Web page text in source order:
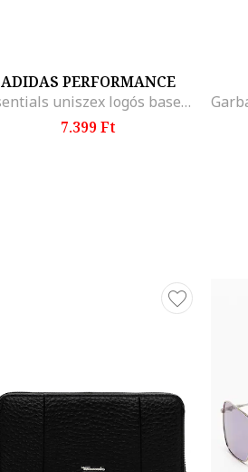
ADIDAS PERFORMANCE
Essentials uniszex logós baseballsapka, Fekete
7.399 Ft